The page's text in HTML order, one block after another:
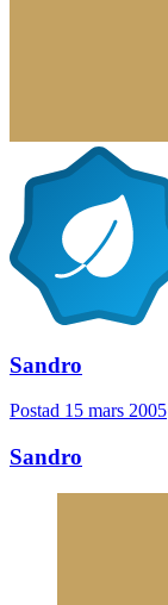
Sandro
Postad 15 mars 2005
Sandro